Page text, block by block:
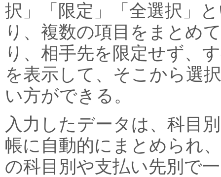
択」「限定」「全選択」
り、複数の項目をまとめ
り、相手先を限定せず、
を表示して、そこから選
い方ができる。
入力したデータは、科目
帳に自動的にまとめられ
の科目別や支払い先別で